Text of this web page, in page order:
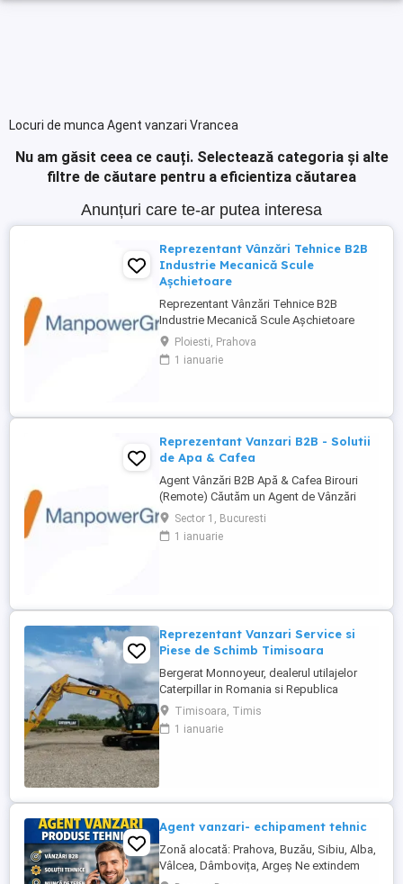
Locuri de munca Agent vanzari Vrancea
Nu am găsit ceea ce cauți. Selectează categoria și alte
filtre de căutare pentru a eficientiza căutarea
Anunțuri care te-ar putea interesa
Reprezentant Vânzări Tehnice B2B
Industrie Mecanică Scule
Așchietoare
Reprezentant Vânzări Tehnice B2B
Industrie Mecanică Scule Așchietoare
Companie specializată în importul și
distribuția de scule așchietoare și
echipamente industriale din Europa,
Reprezentanți de Vânzări Tehnice pentru
Ploiesti, Prahova
1 ianuarie
Reprezentant Vanzari B2B - Solutii
de Apa & Cafea
Agent Vânzări B2B Apă & Cafea Birouri
(Remote) Căutăm un Agent de Vânzări
B2B motivat, orientat spre rezultate, pentru
promovarea soluțiilor de apă și cafea
dedicate mediului office. Zonă
Sector 1, Bucuresti
1 ianuarie
Reprezentant Vanzari Service si
Piese de Schimb Timisoara
Bergerat Monnoyeur, dealerul utilajelor
Caterpillar in Romania si Republica
Moldova, angajeaza Reprezentant Vanzari
Service si Piese de Schimb, pentru divizia
de utilaje. Cerinte: Studii superioare în
Timisoara, Timis
1 ianuarie
Agent vanzari- echipament tehnic
Zonă alocată: Prahova, Buzău, Sibiu, Alba,
Vâlcea, Dâmbovița, Argeș Ne extindem